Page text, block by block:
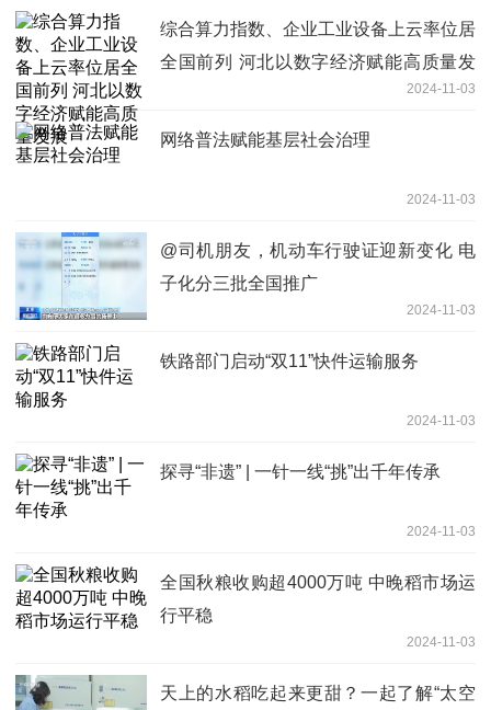
综合算力指数、企业工业设备上云率位居
全国前列 河北以数字经济赋能高质量发
2024-11-03
网络普法赋能基层社会治理
2024-11-03
@司机朋友，机动车行驶证迎新变化 电
子化分三批全国推广
2024-11-03
铁路部门启动“双11”快件运输服务
2024-11-03
探寻“非遗” | 一针一线“挑”出千年传承
2024-11-03
全国秋粮收购超4000万吨 中晚稻市场运
行平稳
2024-11-03
天上的水稻吃起来更甜？一起了解“太空